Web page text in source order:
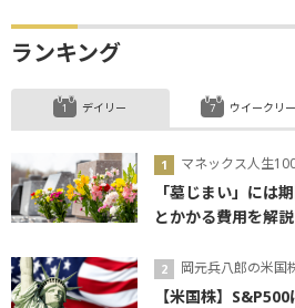
ランキング
デイリー
マネックス人生
「墓じまい」には
とかかる費用を解説
岡元兵八郎の米国
【米国株】
ウイークリー